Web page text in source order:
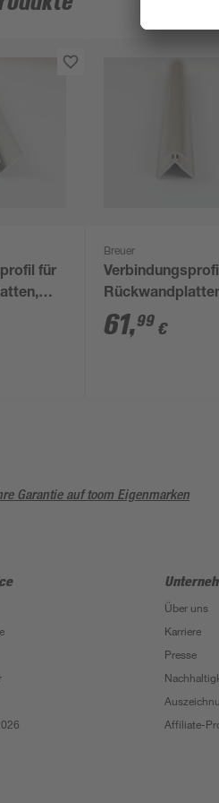
für
silber
Breuer
Ecke außen, alu
chromeffekt, 2550
61,99 €
Garantie auf toom Eigenmarken
Über uns
Karriere
Presse
Affiliate-